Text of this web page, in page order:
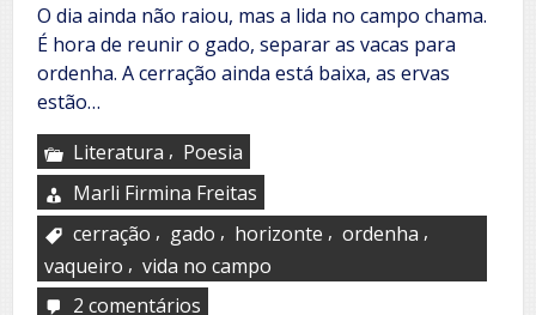
O dia ainda não raiou, mas a lida no campo chama.
É hora de reunir o gado, separar as vacas para
ordenha. A cerração ainda está baixa, as ervas
estão…
Literatura , Poesia
Marli Firmina Freitas
cerração , gado , horizonte , ordenha ,
vaqueiro , vida no campo
2 comentários